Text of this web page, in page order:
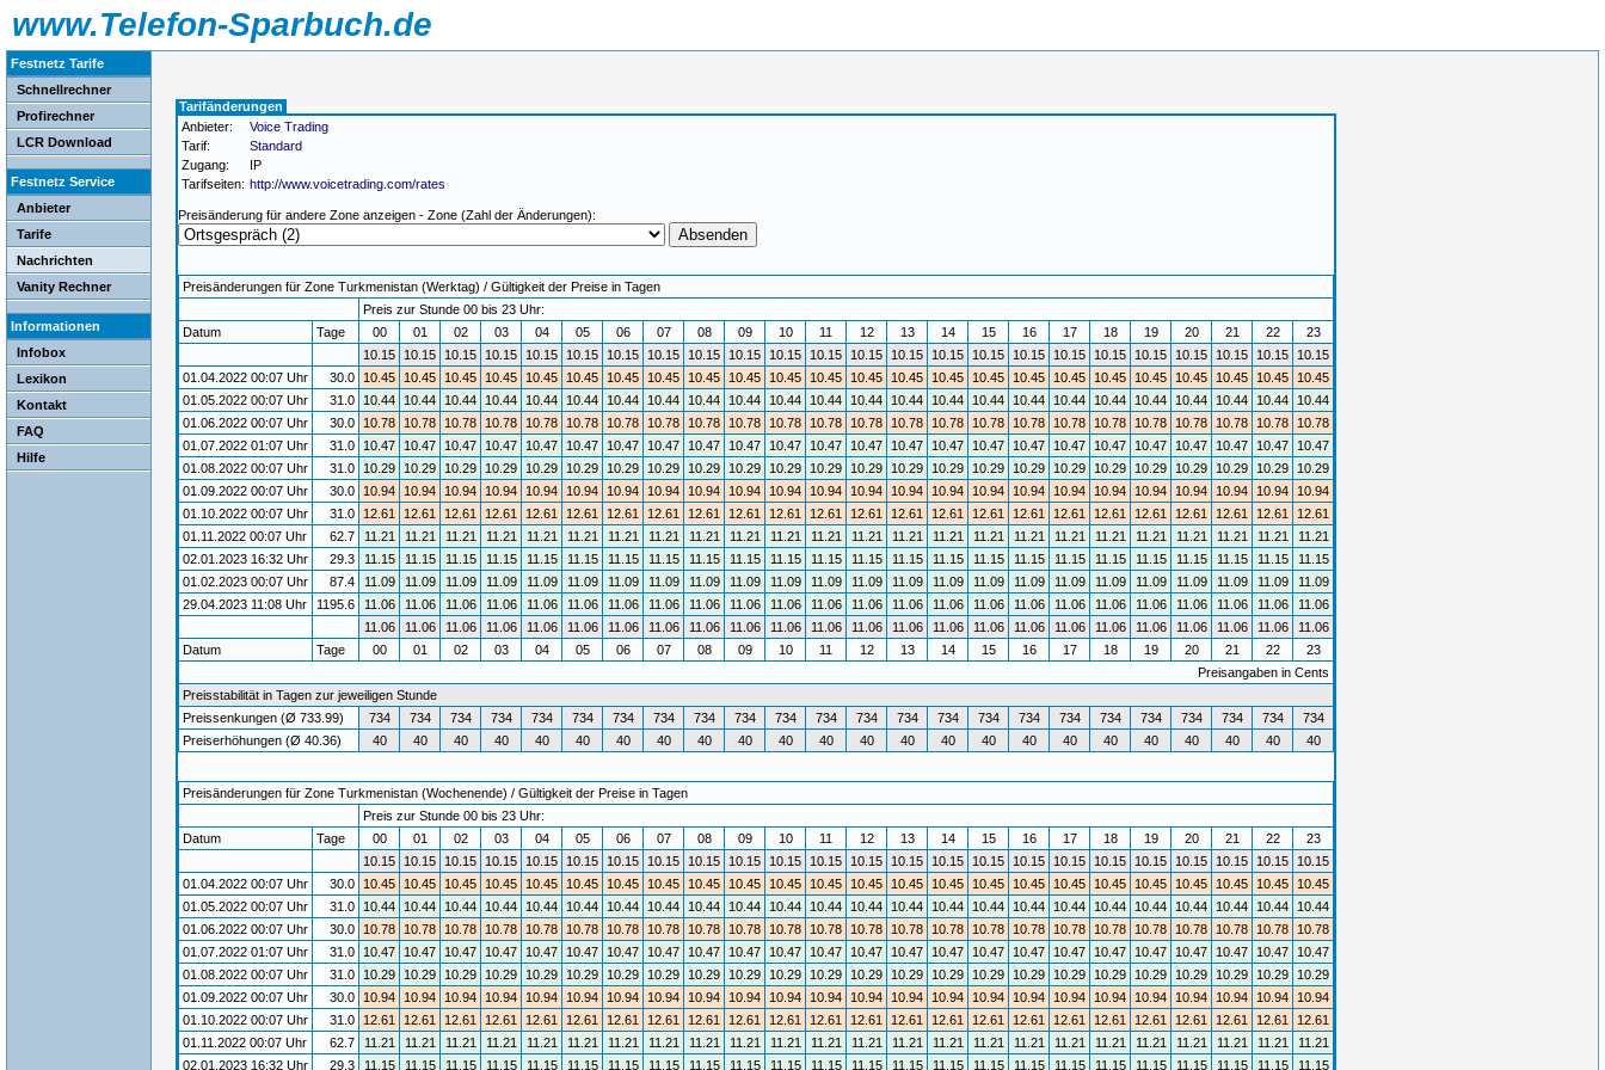
www.Telefon-Sparbuch.de
Festnetz Tarife
Schnellrechner
Profirechner
LCR Download
Festnetz Service
Anbieter
Tarife
Nachrichten
Vanity Rechner
Informationen
Infobox
Lexikon
Kontakt
FAQ
Hilfe
Tarifänderungen
Anbieter:
Voice Trading
Tarif:
Standard
Zugang:
IP
Tarifseiten: http://www.voicetrading.com/rates
Preisänderung für andere Zone anzeigen - Zone (Zahl der Änderungen):
Preisänderungen für Zone Turkmenistan (Werktag) / Gültigkeit der Preise in Tagen
Preis zur Stunde 00 bis 23 Uhr:
Datum
Tage 00 01 02 03 04 05 06 07 08 09 10 11 12 13 14 15 16 17 18 19 20 21 22
23
10.15
10.15 10.15 10.15 10.15 10.15 10.15 10.15 10.15 10.15 10.15 10.15 10.15 10.15 10.15 10.15 10.15 10.15 10.15 10.15 10.15 10.15 10.15
10.15
01.04.2022 00:07 Uhr
30.0 10.45 10.45 10.45 10.45 10.45 10.45 10.45 10.45 10.45 10.45 10.45 10.45 10.45 10.45 10.45 10.45 10.45 10.45 10.45 10.45 10.45 10.45 10.45
10.45
01.05.2022 00:07 Uhr
31.0 10.44 10.44 10.44 10.44 10.44 10.44 10.44 10.44 10.44 10.44 10.44 10.44 10.44 10.44 10.44 10.44 10.44 10.44 10.44 10.44 10.44 10.44 10.44
10.44
01.06.2022 00:07 Uhr
30.0 10.78 10.78 10.78 10.78 10.78 10.78 10.78 10.78 10.78 10.78 10.78 10.78 10.78 10.78 10.78 10.78 10.78 10.78 10.78 10.78 10.78 10.78 10.78
10.78
01.07.2022 01:07 Uhr
31.0 10.47 10.47 10.47 10.47 10.47 10.47 10.47 10.47 10.47 10.47 10.47 10.47 10.47 10.47 10.47 10.47 10.47 10.47 10.47 10.47 10.47 10.47 10.47
10.47
01.08.2022 00:07 Uhr
31.0 10.29 10.29 10.29 10.29 10.29 10.29 10.29 10.29 10.29 10.29 10.29 10.29 10.29 10.29 10.29 10.29 10.29 10.29 10.29 10.29 10.29 10.29 10.29
10.29
01.09.2022 00:07 Uhr
30.0 10.94 10.94 10.94 10.94 10.94 10.94 10.94 10.94 10.94 10.94 10.94 10.94 10.94 10.94 10.94 10.94 10.94 10.94 10.94 10.94 10.94 10.94 10.94
10.94
01.10.2022 00:07 Uhr
31.0 12.61 12.61 12.61 12.61 12.61 12.61 12.61 12.61 12.61 12.61 12.61 12.61 12.61 12.61 12.61 12.61 12.61 12.61 12.61 12.61 12.61 12.61 12.61
12.61
01.11.2022 00:07 Uhr
62.7 11.21 11.21 11.21 11.21 11.21 11.21 11.21 11.21 11.21 11.21 11.21 11.21 11.21 11.21 11.21 11.21 11.21 11.21 11.21 11.21 11.21 11.21 11.21
11.21
02.01.2023 16:32 Uhr
29.3 11.15 11.15 11.15 11.15 11.15 11.15 11.15 11.15 11.15 11.15 11.15 11.15 11.15 11.15 11.15 11.15 11.15 11.15 11.15 11.15 11.15 11.15 11.15
11.15
01.02.2023 00:07 Uhr
87.4 11.09 11.09 11.09 11.09 11.09 11.09 11.09 11.09 11.09 11.09 11.09 11.09 11.09 11.09 11.09 11.09 11.09 11.09 11.09 11.09 11.09 11.09 11.09
11.09
29.04.2023 11:08 Uhr
1195.6 11.06 11.06 11.06 11.06 11.06 11.06 11.06 11.06 11.06 11.06 11.06 11.06 11.06 11.06 11.06 11.06 11.06 11.06 11.06 11.06 11.06 11.06 11.06
11.06
11.06
11.06 11.06 11.06 11.06 11.06 11.06 11.06 11.06 11.06 11.06 11.06 11.06 11.06 11.06 11.06 11.06 11.06 11.06 11.06 11.06 11.06 11.06
11.06
Datum
Tage 00 01 02 03 04 05 06 07 08 09 10 11 12 13 14 15 16 17 18 19 20 21 22
23
Preisangaben in Cents
Preisstabilität in Tagen zur jeweiligen Stunde
Preissenkungen (Ø 733.99)
734 734 734 734 734 734 734 734 734 734 734 734 734 734 734 734 734 734 734 734 734 734 734
734
Preiserhöhungen (Ø 40.36)
40 40 40 40 40 40 40 40 40 40 40 40 40 40 40 40 40 40 40 40 40 40 40 40
Preisänderungen für Zone Turkmenistan (Wochenende) / Gültigkeit der Preise in Tagen
Preis zur Stunde 00 bis 23 Uhr:
Datum
Tage 00 01 02 03 04 05 06 07 08 09 10 11 12 13 14 15 16 17 18 19 20 21 22
23
10.15
10.15 10.15 10.15 10.15 10.15 10.15 10.15 10.15 10.15 10.15 10.15 10.15 10.15 10.15 10.15 10.15 10.15 10.15 10.15 10.15 10.15 10.15
10.15
01.04.2022 00:07 Uhr
30.0 10.45 10.45 10.45 10.45 10.45 10.45 10.45 10.45 10.45 10.45 10.45 10.45 10.45 10.45 10.45 10.45 10.45 10.45 10.45 10.45 10.45 10.45 10.45
10.45
01.05.2022 00:07 Uhr
31.0 10.44 10.44 10.44 10.44 10.44 10.44 10.44 10.44 10.44 10.44 10.44 10.44 10.44 10.44 10.44 10.44 10.44 10.44 10.44 10.44 10.44 10.44 10.44
10.44
01.06.2022 00:07 Uhr
30.0 10.78 10.78 10.78 10.78 10.78 10.78 10.78 10.78 10.78 10.78 10.78 10.78 10.78 10.78 10.78 10.78 10.78 10.78 10.78 10.78 10.78 10.78 10.78
10.78
01.07.2022 01:07 Uhr
31.0 10.47 10.47 10.47 10.47 10.47 10.47 10.47 10.47 10.47 10.47 10.47 10.47 10.47 10.47 10.47 10.47 10.47 10.47 10.47 10.47 10.47 10.47 10.47
10.47
01.08.2022 00:07 Uhr
31.0 10.29 10.29 10.29 10.29 10.29 10.29 10.29 10.29 10.29 10.29 10.29 10.29 10.29 10.29 10.29 10.29 10.29 10.29 10.29 10.29 10.29 10.29 10.29
10.29
01.09.2022 00:07 Uhr
30.0 10.94 10.94 10.94 10.94 10.94 10.94 10.94 10.94 10.94 10.94 10.94 10.94 10.94 10.94 10.94 10.94 10.94 10.94 10.94 10.94 10.94 10.94 10.94
10.94
01.10.2022 00:07 Uhr
31.0 12.61 12.61 12.61 12.61 12.61 12.61 12.61 12.61 12.61 12.61 12.61 12.61 12.61 12.61 12.61 12.61 12.61 12.61 12.61 12.61 12.61 12.61 12.61
12.61
01.11.2022 00:07 Uhr
62.7 11.21 11.21 11.21 11.21 11.21 11.21 11.21 11.21 11.21 11.21 11.21 11.21 11.21 11.21 11.21 11.21 11.21 11.21 11.21 11.21 11.21 11.21 11.21
11.21
02.01.2023 16:32 Uhr
29.3 11.15 11.15 11.15 11.15 11.15 11.15 11.15 11.15 11.15 11.15 11.15 11.15 11.15 11.15 11.15 11.15 11.15 11.15 11.15 11.15 11.15 11.15 11.15 11.15